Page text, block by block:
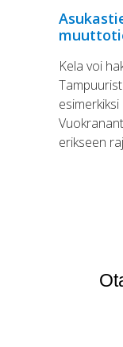
Kela voi
erikseen